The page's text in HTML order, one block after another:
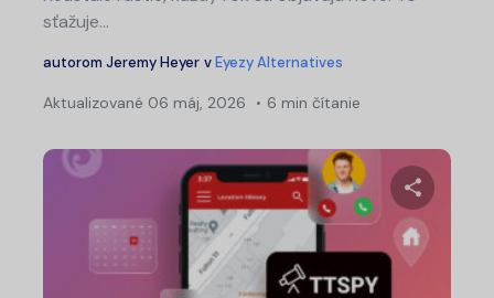
sťažuje...
autorom Jeremy Heyer vEyezy Alternatives
Aktualizované 06 máj, 2026 6 min čítanie